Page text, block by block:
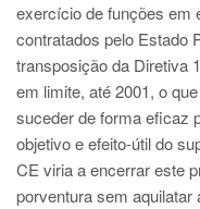
exercício de funções em
contratados pelo Estado
transposição da Diretiva
em limite, até 2001, o
suceder de forma eficaz
objetivo e efeito-útil do
CE viria a encerrar este
porventura sem